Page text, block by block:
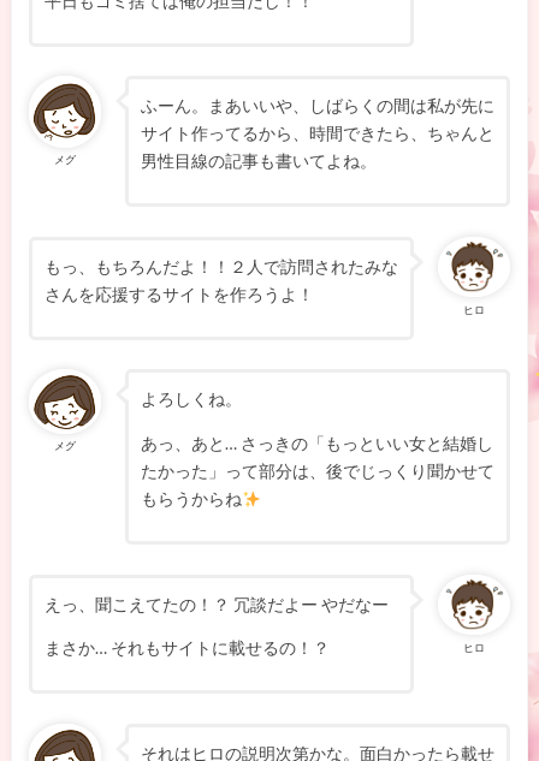
メグ
ふーん。まあいいや、しばらくの間は私が先に
サイト作ってるから、時間できたら、ちゃんと
男性目線の記事も書いてよね。
ヒロ
もっ、もちろんだよ！！２人で訪問されたみな
さんを応援するサイトを作ろうよ！
メグ
よろしくね。
あっ、あと… さっきの「もっといい女と結婚し
たかった」って部分は、後でじっくり聞かせて
もらうからね
ヒロ
えっ、聞こえてたの！？ 冗談だよー やだなー
まさか… それもサイトに載せるの！？
それはヒロの説明次第かな。面白かったら載せ